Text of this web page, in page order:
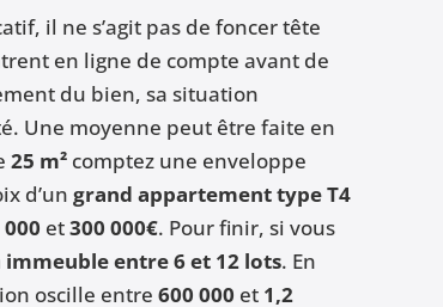
il ne s’agit pas de foncer tête
en ligne de compte avant de
du bien, sa situation
Une moyenne peut être faite en
25 m²comptez une enveloppe
d’un grand appartement type T4
et300 000€. Pour finir, si vous
immeuble entre 6 et 12 lots. En
oscille entre 600 000 et 1,2